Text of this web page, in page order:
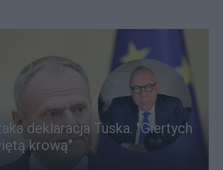
deklaracja Tuska. "Giertych
krową"